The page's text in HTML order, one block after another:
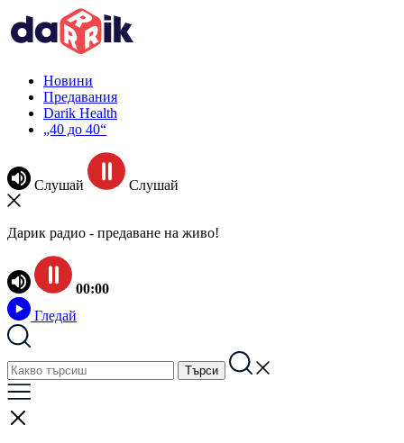
Новини
Предавания
Darik Health
„40 до 40“
Слушай Слушай
Дарик радио - предаване на живо!
00:00
Гледай